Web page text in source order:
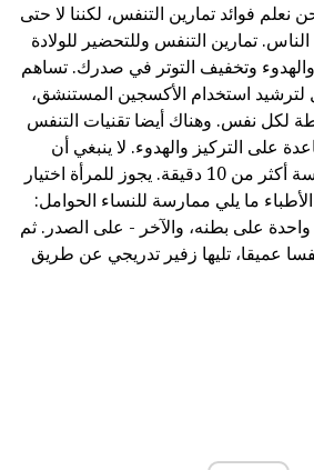
نعلم فوائد تمارين التنفس، لكننا لا حتى
تمارين التنفس وللتحضير للولادة
وتخفيف التوتر في صدرك. تساهم
لترشيد استخدام الأكسجين المستنشق،
لكل نفس. وهناك أيضا تقنيات التنفس
على التركيز والهدوء. لا ينبغي أن
يكون التنفس مدة ممارسة أكثر من 10 دقيقة. يجوز للمرأة اختيار
ما يلي ممارسة للنساء الحوامل:
واحدة على بطنه، والآخر - على الصدر. ثم
عميقا، تليها زفير تدريجي عن طريق